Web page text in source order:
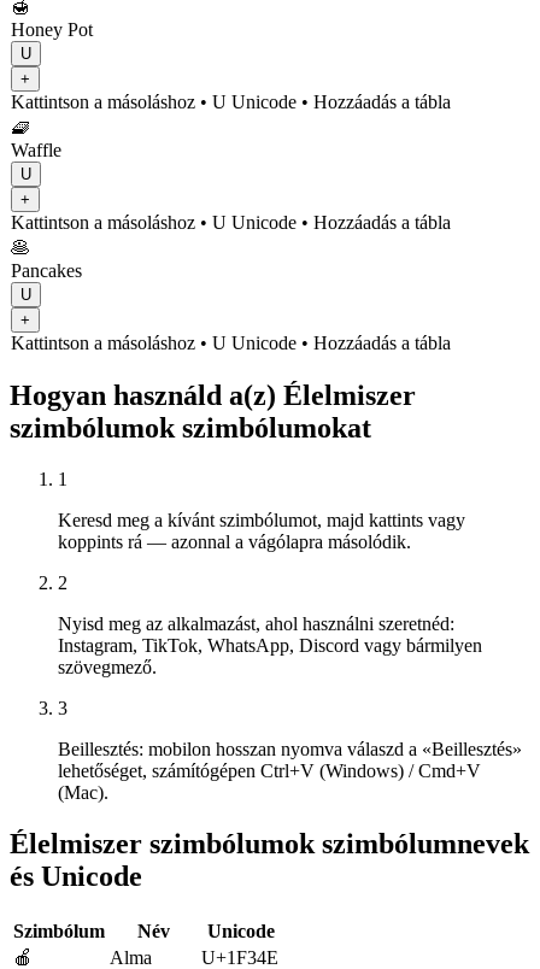
🍯
Honey Pot
U
+
Kattintson a másoláshoz • U Unicode • Hozzáadás a tábla
🧇
Waffle
U
+
Kattintson a másoláshoz • U Unicode • Hozzáadás a tábla
🥞
Pancakes
U
+
Kattintson a másoláshoz • U Unicode • Hozzáadás a tábla
Hogyan használd a(z) Élelmiszer
szimbólumok szimbólumokat
1
Keresd meg a kívánt szimbólumot, majd kattints vagy
koppints rá — azonnal a vágólapra másolódik.
2
Nyisd meg az alkalmazást, ahol használni szeretnéd:
Instagram, TikTok, WhatsApp, Discord vagy bármilyen
szövegmező.
3
Beillesztés: mobilon hosszan nyomva válaszd a «Beillesztés»
lehetőséget, számítógépen Ctrl+V (Windows) / Cmd+V
(Mac).
Élelmiszer szimbólumok szimbólumnevek
és Unicode
Szimbólum Név
Unicode
🍎
Alma
U+1F34E